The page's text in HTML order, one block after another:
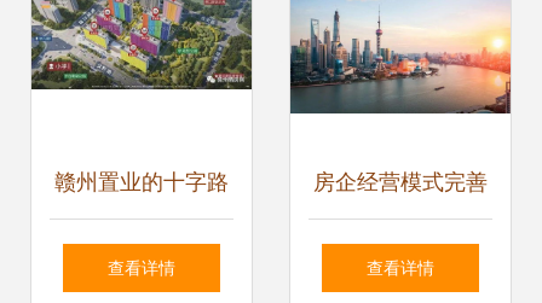
赣州置业的十字路
口 如何科学抉择心
查看详情
房企经营模式完善
之道 适应新时代的
查看详情